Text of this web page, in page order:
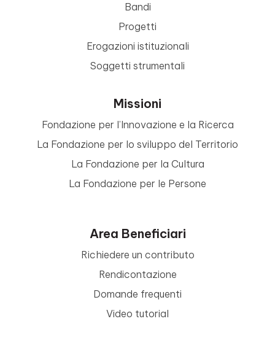
Bandi
Progetti
Erogazioni istituzionali
Soggetti strumentali
Missioni
Fondazione per l’Innovazione e la Ricerca
La Fondazione per lo sviluppo del Territorio
La Fondazione per la Cultura
La Fondazione per le Persone
Area Beneficiari
Richiedere un contributo
Rendicontazione
Domande frequenti
Video tutorial